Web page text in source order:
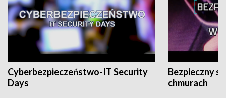
Cyberbezpieczeństwo-IT Security
Days
Bezpieczny
chmurach